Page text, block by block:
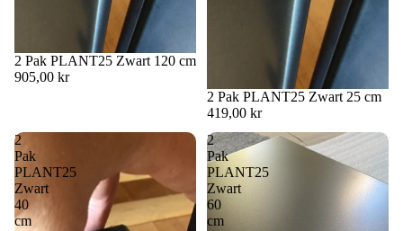
2 Pak PLANT25 Zwart 120 cm
905,00 kr
2 Pak PLANT25 Zwart 25 cm
419,00 kr
2
Pak
PLANT25
Zwart
40
cm
2
Pak
PLANT25
Zwart
60
cm